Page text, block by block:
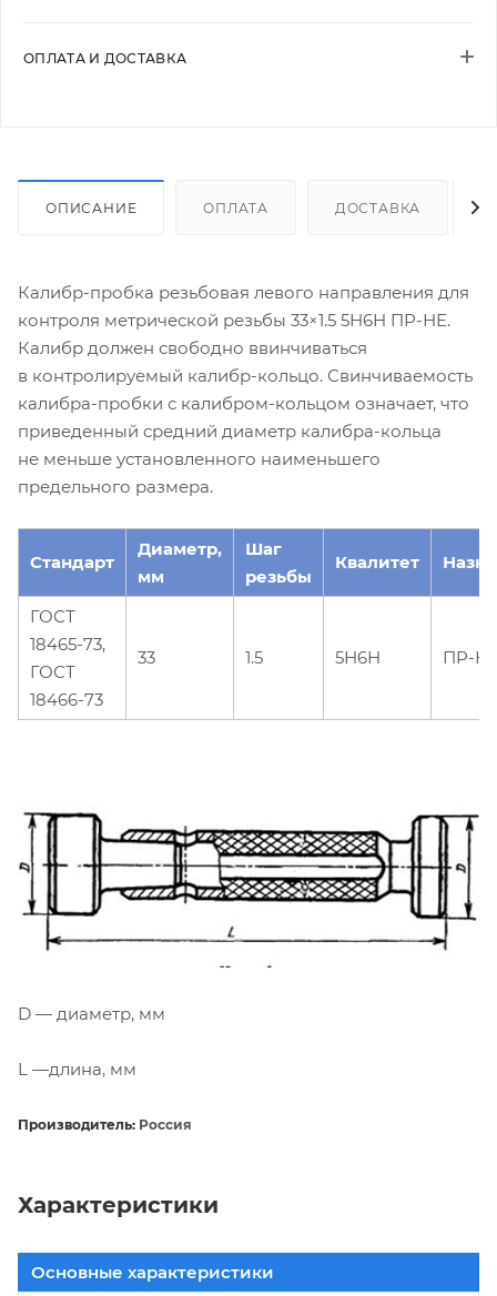
ОПЛАТА И ДОСТАВКА
ОПИСАНИЕ ОПЛАТА ДОСТАВКА
Калибр-пробка резьбовая левого направления для
контроля метрической резьбы 33×1.5 5Н6Н ПР-НЕ.
Калибр должен свободно ввинчиваться
в контролируемый калибр-кольцо. Свинчиваемость
калибра-пробки с калибром-кольцом означает, что
приведенный средний диаметр калибра-кольца
не меньше установленного наименьшего
предельного размера.
Стандарт
Диаметр,
мм
Шаг
резьбы
Квалитет
ГОСТ
18465-73,
ГОСТ
18466-73
33 1.5 5Н6Н ПР-
D — диаметр, мм
L —длина, мм
Производитель: Россия
Характеристики
Основные характеристики